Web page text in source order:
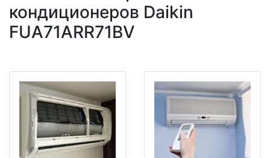
кондиционеров Daikin
FUA71ARR71BV